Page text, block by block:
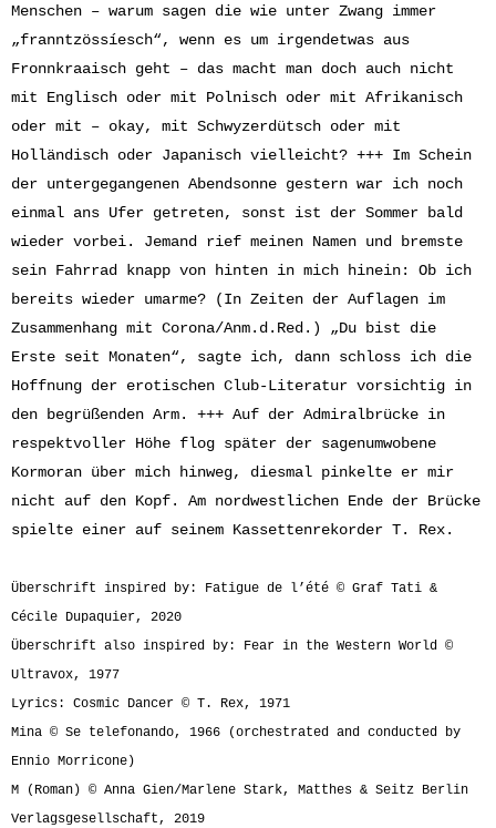
Menschen – warum sagen die wie unter Zwang immer
„franntzössíesch“, wenn es um irgendetwas aus
Fronnkraaisch geht – das macht man doch auch nicht
mit Englisch oder mit Polnisch oder mit Afrikanisch
oder mit – okay, mit Schwyzerdütsch oder mit
Holländisch oder Japanisch vielleicht? +++ Im Schein
der untergegangenen Abendsonne gestern war ich noch
einmal ans Ufer getreten, sonst ist der Sommer bald
wieder vorbei. Jemand rief meinen Namen und bremste
sein Fahrrad knapp von hinten in mich hinein: Ob ich
bereits wieder umarme? (In Zeiten der Auflagen im
Zusammenhang mit Corona/Anm.d.Red.) „Du bist die
Erste seit Monaten“, sagte ich, dann schloss ich die
Hoffnung der erotischen Club-Literatur vorsichtig in
den begrüßenden Arm. +++ Auf der Admiralbrücke in
respektvoller Höhe flog später der sagenumwobene
Kormoran über mich hinweg, diesmal pinkelte er mir
nicht auf den Kopf. Am nordwestlichen Ende der Brücke
spielte einer auf seinem Kassettenrekorder T. Rex.
Überschrift inspired by: Fatigue de l’été © Graf Tati &
Cécile Dupaquier, 2020
Überschrift also inspired by: Fear in the Western World ©
Ultravox, 1977
Lyrics: Cosmic Dancer © T. Rex, 1971
Mina © Se telefonando, 1966 (orchestrated and conducted by
Ennio Morricone)
M (Roman) © Anna Gien/Marlene Stark, Matthes & Seitz Berlin
Verlagsgesellschaft, 2019